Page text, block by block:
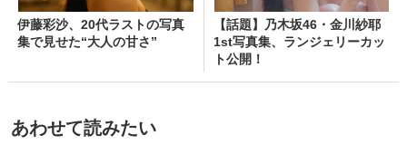
伊藤彩沙、20代ラストの写真
集で見せた“大人の甘さ”
【話題】乃木坂46・金川紗耶
1st写真集、ランジェリーカッ
ト公開！
あわせて読みたい